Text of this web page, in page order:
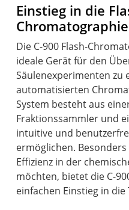
Einstieg in die
Die C-900 Flash-
ideale Gerät für den
Säulenexperimenten zu
automatisierten
System besteht aus
Fraktionssammler und
intuitive und
ermöglichen.
Effizienz in der
möchten, bietet die C-
einfachen Einstieg in die